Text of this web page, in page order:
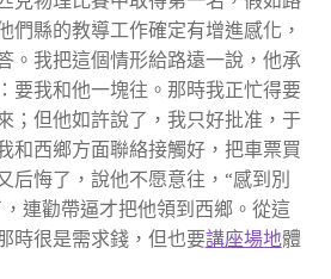
們縣的教導工作確定有增進感化，
。我把這個情形給路遠一說，他承
要我和他一塊往。那時我正忙得要
；但他如許說了，我只好批准，于
和西鄉方面聯絡接觸好，把車票買
后悔了，說他不愿意往，“感到別
連勸帶逼才把他領到西鄉。從這
時很是需求錢，但也要講座場地體